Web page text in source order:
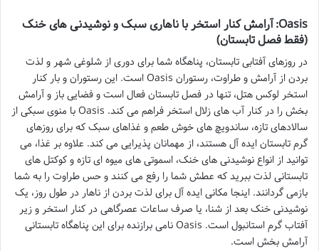
Oasis: آرامش کنار استخر با ناهاری سبک و نوشیدنی های خنک
(فقط فصل تابستان)
در روزهای آفتابی تابستان، پناهگاه شما برای دوری از شلوغی شهر و لذت
بردن از آرامش و طراوت، رستوران Oasis است. این رستوران و بار کنار
استخر لوکس هتل، تنها در فصل تابستان فعال است و فضایی باز و آرامش
بخش را در کنار آب های زلال استخر فراهم می کند. Oasis با منوی سبکی از
سالادهای تازه، ساندویچ های خوش طعم و غذاهای سبک که برای روزهای
گرم تابستان ایده آل هستند، از مهمانان پذیرایی می کند. علاوه بر غذا، می
توانید از انواع نوشیدنی های خنک، اسموتی های میوه ای تازه و کوکتل های
تابستانی لذت ببرید که عطش شما را رفع می کنند و حس طراوت را به شما
بازمی گردانند. اینجا مکانی ایده آل برای لذت بردن از ناهار در طول روز، یک
نوشیدنی خنک بعد از شنا، یا صرف ساعات عصرگاهی در کنار استخر و زیر
آفتاب گرم استانبول است. Oasis نامی برازنده برای این پناهگاه تابستانی
آرامش بخش است.